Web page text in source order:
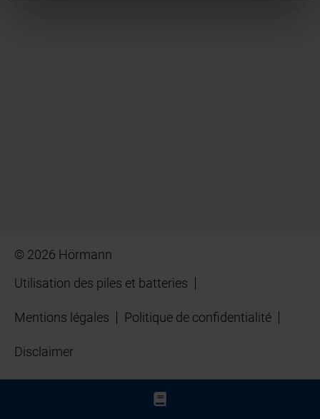
© 2026 Hörmann
Utilisation des piles et batteries
Mentions légales Politique de confidentialité
Disclaimer